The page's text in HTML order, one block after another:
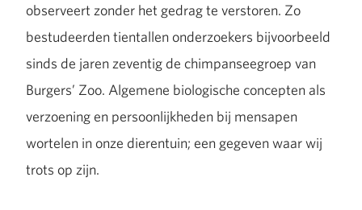
observeert zonder het gedrag te verstoren. Zo
bestudeerden tientallen onderzoekers bijvoorbeeld
sinds de jaren zeventig de chimpanseegroep van
Burgers’ Zoo. Algemene biologische concepten als
verzoening en persoonlijkheden bij mensapen
wortelen in onze dierentuin; een gegeven waar wij
trots op zijn.